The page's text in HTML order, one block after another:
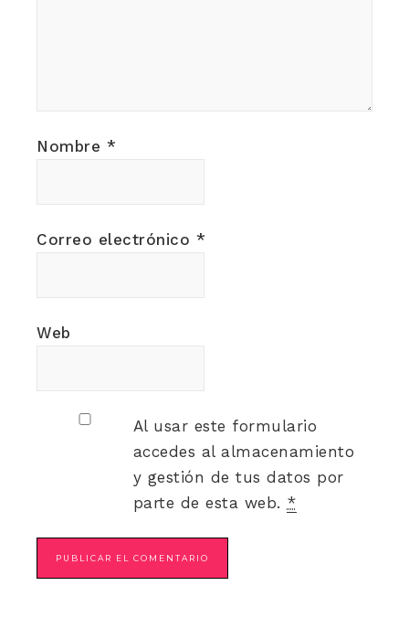
Nombre *
Correo electrónico *
Web
Al usar este formulario
accedes al almacenamiento
y gestión de tus datos por
parte de esta web. *